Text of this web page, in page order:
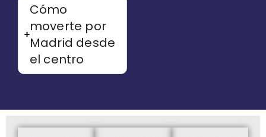
Cómo
moverte por
Madrid desde
el centro